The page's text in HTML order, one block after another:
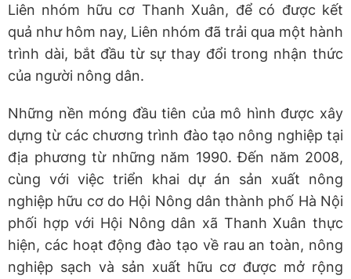
Liên nhóm hữu cơ Thanh Xuân, để có được kết
quả như hôm nay, Liên nhóm đã trải qua một hành
trình dài, bắt đầu từ sự thay đổi trong nhận thức
của người nông dân.
Những nền móng đầu tiên của mô hình được xây
dựng từ các chương trình đào tạo nông nghiệp tại
địa phương từ những năm 1990. Đến năm 2008,
cùng với việc triển khai dự án sản xuất nông
nghiệp hữu cơ do Hội Nông dân thành phố Hà Nội
phối hợp với Hội Nông dân xã Thanh Xuân thực
hiện, các hoạt động đào tạo về rau an toàn, nông
nghiệp sạch và sản xuất hữu cơ được mở rộng